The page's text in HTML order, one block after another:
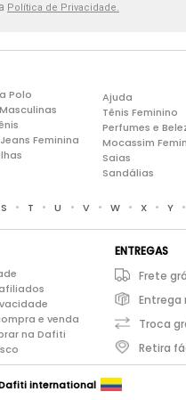
Política de Privacidade.
Polo
Feminina
Ajuda
Tênis Feminino
Perfumes e
Mocassim
Saias
Sandálias
S • T • U • V • W • X • Y •
e venda
na Dafiti
ENTREGAS
Frete
Entrega
Troca
Retira
international